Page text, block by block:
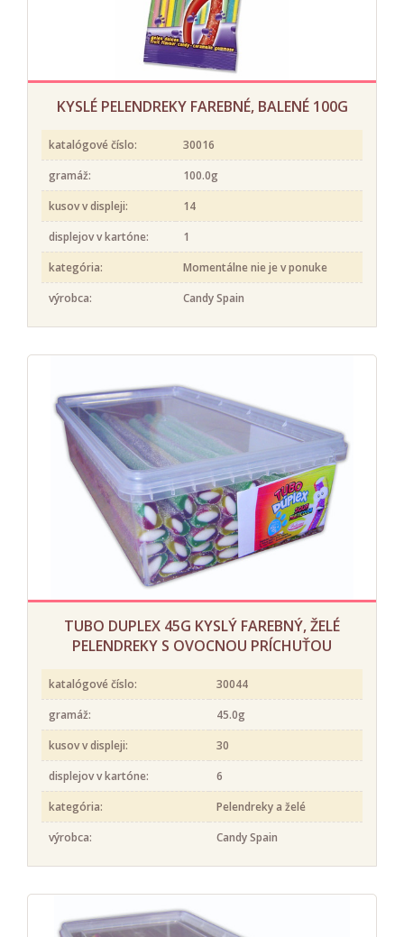
KYSLÉ PELENDREKY FAREBNÉ, BALENÉ 100G
katalógové číslo:
30016
gramáž:
100.0g
kusov v displeji:
14
displejov v kartóne:
1
kategória:
Momentálne nie je v ponuke
výrobca:
Candy Spain
TUBO DUPLEX 45G KYSLÝ FAREBNÝ, ŽELÉ
PELENDREKY S OVOCNOU PRÍCHUŤOU
katalógové číslo:
30044
gramáž:
45.0g
kusov v displeji:
30
displejov v kartóne:
6
kategória:
Pelendreky a želé
výrobca:
Candy Spain